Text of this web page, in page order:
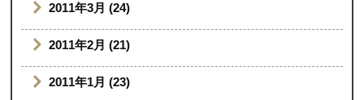
2011年3月 (24)
2011年2月 (21)
2011年1月 (23)